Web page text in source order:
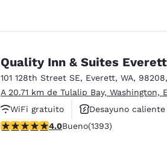
Quality Inn & Suites Everett
101 128th Street SE, Everett, WA, 98208,
A 20.71 km de Tulalip Bay, Washington,
WiFi gratuito
Desayuno
Se aceptan mascotas
calificación de 3.98 estrellas. Bueno.
4.0Bueno(1393)